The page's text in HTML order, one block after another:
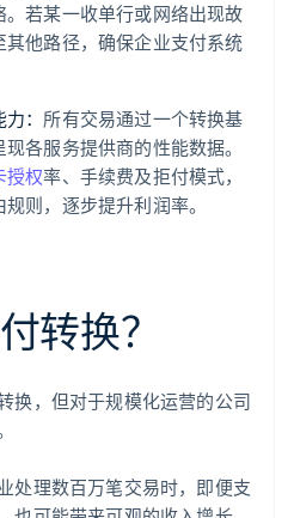
若某一收单行或网络出现故
他路径，确保企业支付系统
： 所有交易通过一个转换基
各服务提供商的性能数据。
授权率、手续费及拒付模式，
则，逐步提升利润率。
转换？
换，但对于规模化运营的公司
处理数百万笔交易时，即便支